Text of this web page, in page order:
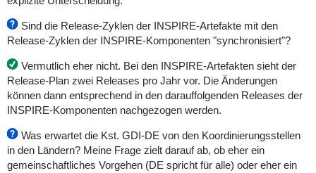
Sind die Release-Zyklen der INSPIRE-Artefakte mit den
Release-Zyklen der INSPIRE-Komponenten "synchronisiert"?
Vermutlich eher nicht. Bei den INSPIRE-Artefakten sieht der
Release-Plan zwei Releases pro Jahr vor. Die Änderungen
können dann entsprechend in den darauffolgenden Releases der
INSPIRE-Komponenten nachgezogen werden.
Was erwartet die Kst. GDI-DE von den Koordinierungsstellen
in den Ländern? Meine Frage zielt darauf ab, ob eher ein
gemeinschaftliches Vorgehen (DE spricht für alle) oder eher ein